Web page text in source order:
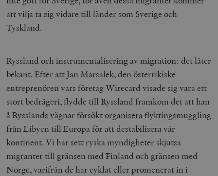
att vilja ta sig vidare till länder som Sverige och
Tyskland.
Ryssland och instrumentalisering av migration: det låter
bekant. Efter att Jan Marsalek, den österrikiske
entreprenören vars företag Wirecard visade sig vara ett
stort bedrägeri, flydde till Ryssland framkom det att han
å Rysslands vägnar försöktorganisera flyktingsmuggling
från Libyen till Europa för att destabilisera vår
kontinent. Vi har sett ryska myndigheter skjutsa
migranter till gränsen med Finland och gränsen med
Norge, varifrån de har cyklat eller promenerat in i